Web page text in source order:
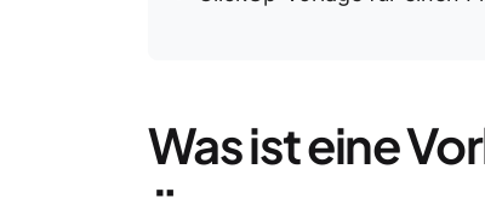
Was ist eine